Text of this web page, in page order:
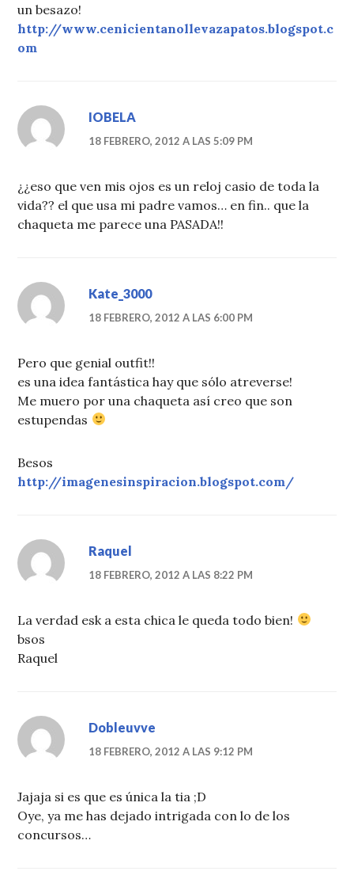
un besazo!
http://www.cenicientanollevazapatos.blogspot.c
om
IOBELA
18 FEBRERO, 2012 A LAS 5:09 PM
¿¿eso que ven mis ojos es un reloj casio de toda la
vida?? el que usa mi padre vamos… en fin.. que la
chaqueta me parece una PASADA!!
Kate_3000
18 FEBRERO, 2012 A LAS 6:00 PM
Pero que genial outfit!!
es una idea fantástica hay que sólo atreverse!
Me muero por una chaqueta así creo que son
estupendas
Besos
http://imagenesinspiracion.blogspot.com/
Raquel
18 FEBRERO, 2012 A LAS 8:22 PM
La verdad esk a esta chica le queda todo bien!
bsos
Raquel
Dobleuvve
18 FEBRERO, 2012 A LAS 9:12 PM
Jajaja si es que es única la tia ;D
Oye, ya me has dejado intrigada con lo de los
concursos…